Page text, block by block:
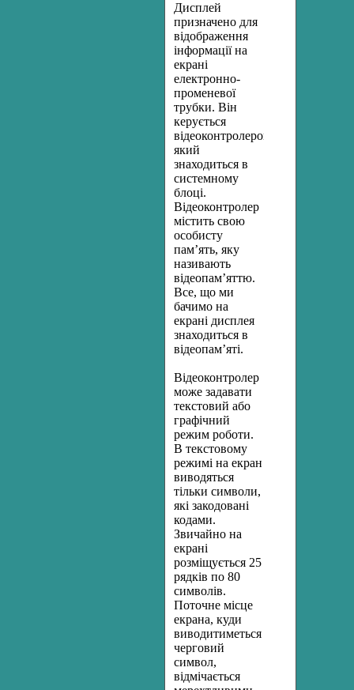
Дисплей
призначено для
відображення
інформації на
екрані
електронно-
променевої
трубки. Він
керується
відеоконтролером,
який
знаходиться в
системному
блоці.
Відеоконтролер
містить свою
особисту
пам’ять, яку
називають
відеопам’яттю.
Все, що ми
бачимо на
екрані дисплея
знаходиться в
відеопам’яті.
Відеоконтролер
може задавати
текстовий або
графічний
режим роботи.
В текстовому
режимі на екран
виводяться
тільки символи,
які закодовані
кодами.
Звичайно на
екрані
розміщується 25
рядків по 80
символів.
Поточне місце
екрана, куди
виводитиметься
черговий
символ,
відмічається